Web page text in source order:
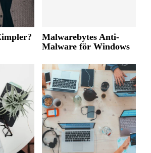
Malwarebytes Anti-
Malware för Windows